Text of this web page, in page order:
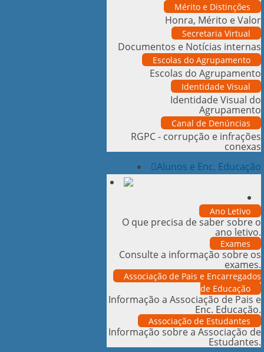
Mérito e Distinções
Honra, Mérito e Valor
Secretaria Virtual
Documentos e Notícias internas
Escolas do Agrupamento
Escolas do Agrupamento
Identidade Visual
Identidade Visual do
Agrupamento
Canal de Denúncias
RGPC - corrupção e infrações
conexas
Alunos e Enc. Educação
Ano Letivo
O que precisa de saber sobre o
ano letivo.
Exames
Consulte a informação sobre os
exames.
Associação de Pais e Encarregados
de Educação
Informação a Associação de Pais e
Enc. Educação.
Associação de Estudantes
Informação sobre a Associação de
Estudantes.